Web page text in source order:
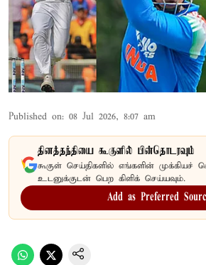
Published on: 08 Jul 2026, 8:07 am
தினத்தந்தியை கூகுளில் பின்தொடரவும்
கூகுள் செய்திகளில் எங்களின் முக்கியச்
உடனுக்குடன் பெற கிளிக் செய்யவும்.
Add as Preferred